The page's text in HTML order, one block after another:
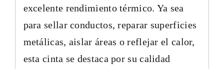
excelente rendimiento térmico. Ya sea
para sellar conductos, reparar superficies
metálicas, aislar áreas o reflejar el calor,
esta cinta se destaca por su calidad